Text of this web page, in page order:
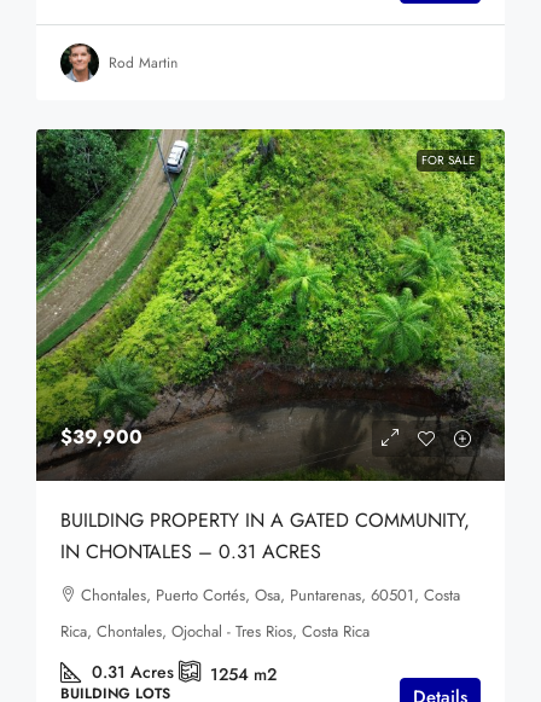
Rod Martin
FOR SALE
$39,900
BUILDING PROPERTY IN A GATED COMMUNITY,
IN CHONTALES – 0.31 ACRES
Chontales, Puerto Cortés, Osa, Puntarenas, 60501, Costa
Rica, Chontales, Ojochal - Tres Rios, Costa Rica
0.31 Acres 1254 m2
BUILDING LOTS